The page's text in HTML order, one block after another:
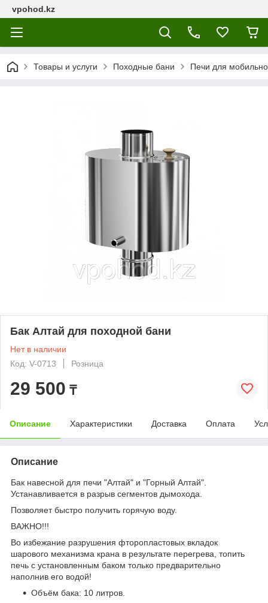
vpohod.kz
Товары и услуги Походные бани Печи для
Бак Алтай для походной бани
Нет в наличии
Код: V-0713
Розница
29 500 ₸
Описание Характеристики Доставка Оплата
Описание
Бак навесной для печи "Алтай" и "Горный Алтай".
Устанавливается в разрыв сегментов дымохода.
Позволяет быстро получить горячую воду.
ВАЖНО!!!
Во избежание разрушения фторопластовых вкладок
шарового механизма крана в результате перегрева, топить
печь с установленным баком только предварительно
наполнив его водой!
Объём бака: 10 литров.